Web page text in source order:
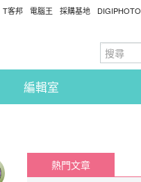
T客邦 電腦王 採購基地 DIGIPHOTO
編輯室
熱門文章